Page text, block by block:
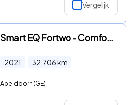
Vergelijk
Smart EQ Fortwo - Comfort 18 kWh, Airco, Cruise, Stoelverwarming
2021 32.706km
Apeldoorn (GE)